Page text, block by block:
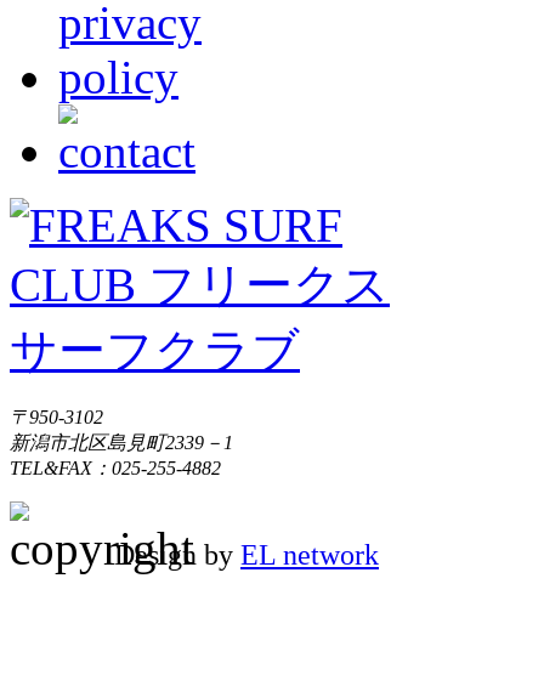
〒950-3102
新潟市北区島見町2339－1
TEL&FAX：025-255-4882
Design by EL network